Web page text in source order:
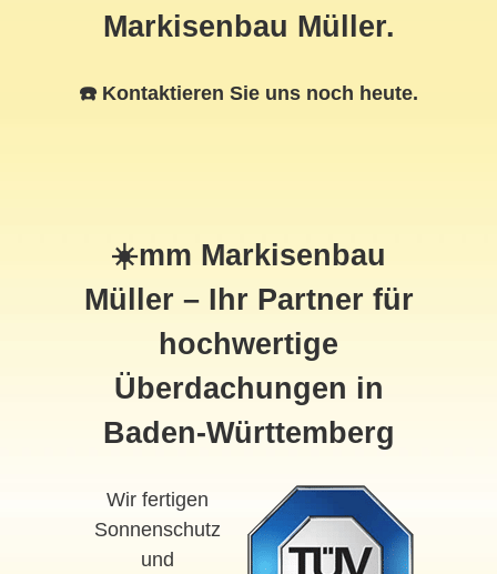
Markisenbau Müller.
☎️ Kontaktieren Sie uns noch heute.
☀️mm Markisenbau
Müller – Ihr Partner für
hochwertige
Überdachungen in
Baden-Württemberg
Wir fertigen
Sonnenschutz
und